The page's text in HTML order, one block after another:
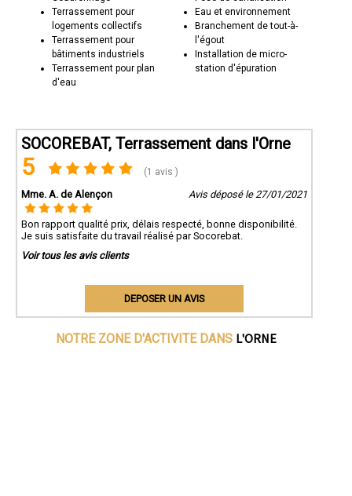
Terrassement pour
logements collectifs
Terrassement pour
bâtiments industriels
Terrassement pour plan
d'eau
Eau et environnement
Branchement de tout-à-
l'égout
Installation de micro-
station d'épuration
SOCOREBAT, Terrassement dans l'Orne
5 (1 avis )
Mme. A. de Alençon Avis déposé le 27/01/2021
Bon rapport qualité prix, délais respecté, bonne disponibilité.
Je suis satisfaite du travail réalisé par Socorebat.
Voir tous les avis clients
DEPOSER UN AVIS
NOTRE ZONE D'ACTIVITE DANS L'ORNE